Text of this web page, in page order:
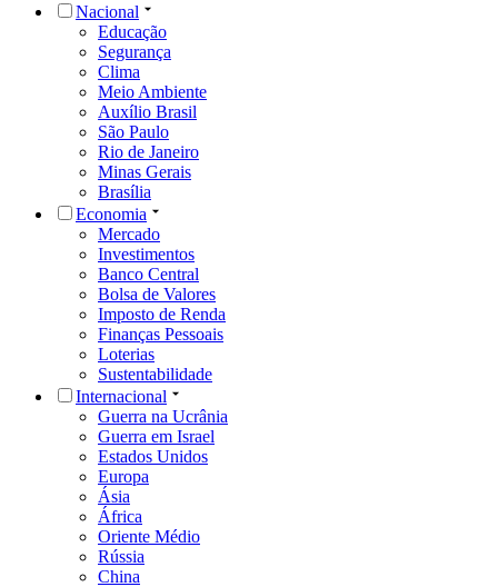
Nacional
Educação
Segurança
Clima
Meio Ambiente
Auxílio Brasil
São Paulo
Rio de Janeiro
Minas Gerais
Brasília
Economia
Mercado
Investimentos
Banco Central
Bolsa de Valores
Imposto de Renda
Finanças Pessoais
Loterias
Sustentabilidade
Internacional
Guerra na Ucrânia
Guerra em Israel
Estados Unidos
Europa
Ásia
África
Oriente Médio
Rússia
China